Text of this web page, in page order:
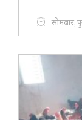
सोमबार,